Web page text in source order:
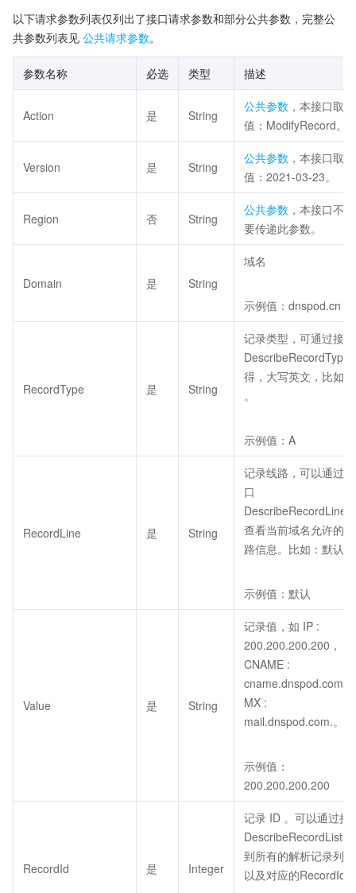
以下请求参数列表仅列出了接口请求参数和部分公共参数，完整公
共参数列表见 公共请求参数。
参数名称 必选 类型 描述
Action 是 String
公共参数 ，本接口取
值：ModifyRecord。
Version 是 String
公共参数 ，本接口取
值：2021-03-23。
Region 否 String
公共参数 ，本接口不需
要传递此参数。
Domain 是 String
域名
示例值：dnspod.cn
RecordType 是 String
记录类型，可通过接口
DescribeRecordType
得，大写英文，比如
。
示例值：A
RecordLine 是 String
记录线路，可以通过接
口
查看当前域名允许的线
路信息。比如：默认。
示例值：默认
Value 是 String
记录值，如 IP :
200.200.200.200，
CNAME :
cname.dnspod.com.
MX :
mail.dnspod.com.。
示例值：
200.200.200.200
RecordId 是 Integer
记录 ID 。可以通过接
DescribeRecordList查
到所有的解析记录列表
以及对应的RecordId